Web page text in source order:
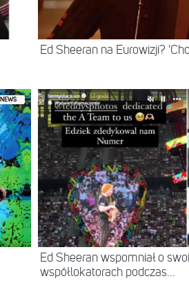
Ed Sheeran na Eurowizji?
NEWS
Ed Sheeran wspomniał o
współlokatorach podczas...